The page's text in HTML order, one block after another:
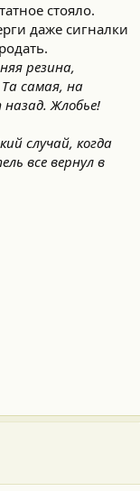
стояло.
даже сигналки
резина,
Та самая, на
Жлобье!
случай, когда
все вернул в